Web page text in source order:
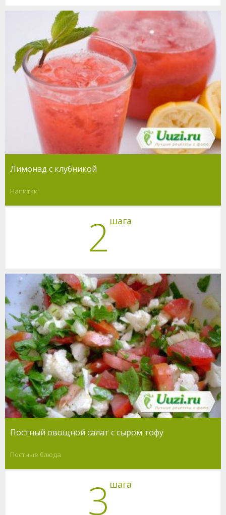
Лимонад с клубникой
Напитки
2 шага
Постный овощной салат с сыром тофу
Постные блюда
3 шага